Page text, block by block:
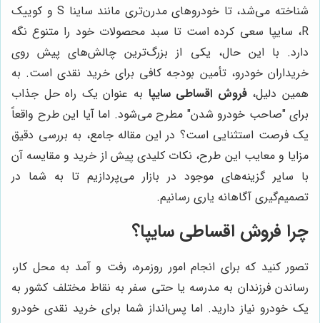
شناخته می‌شد، تا خودروهای مدرن‌تری مانند ساینا S و کوییک
R، سایپا سعی کرده است تا سبد محصولات خود را متنوع نگه
دارد. با این حال، یکی از بزرگ‌ترین چالش‌های پیش روی
خریداران خودرو، تأمین بودجه کافی برای خرید نقدی است. به
همین دلیل،فروش اقساطی سایپا به عنوان یک راه حل جذاب
برای "صاحب خودرو شدن" مطرح می‌شود. اما آیا این طرح واقعاً
یک فرصت استثنایی است؟ در این مقاله جامع، به بررسی دقیق
مزایا و معایب این طرح، نکات کلیدی پیش از خرید و مقایسه آن
با سایر گزینه‌های موجود در بازار می‌پردازیم تا به شما در
تصمیم‌گیری آگاهانه یاری رسانیم.
چرا فروش اقساطی سایپا؟
تصور کنید که برای انجام امور روزمره، رفت و آمد به محل کار،
رساندن فرزندان به مدرسه یا حتی سفر به نقاط مختلف کشور به
یک خودرو نیاز دارید. اما پس‌انداز شما برای خرید نقدی خودرو